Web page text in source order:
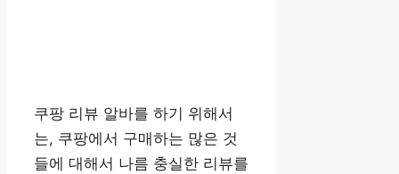
쿠팡 리뷰 알바를 하기 위해서
는, 쿠팡에서 구매하는 많은 것
들에 대해서 나름 충실한 리뷰를